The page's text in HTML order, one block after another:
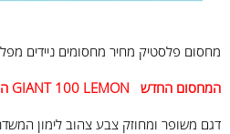
מחסום פלסטיק מחיר מחסומים ניידים
המחסום החדש GIANT 100 LEMON המקורי !!!
דגם משופר ומחוזק צבע צהוב לימון